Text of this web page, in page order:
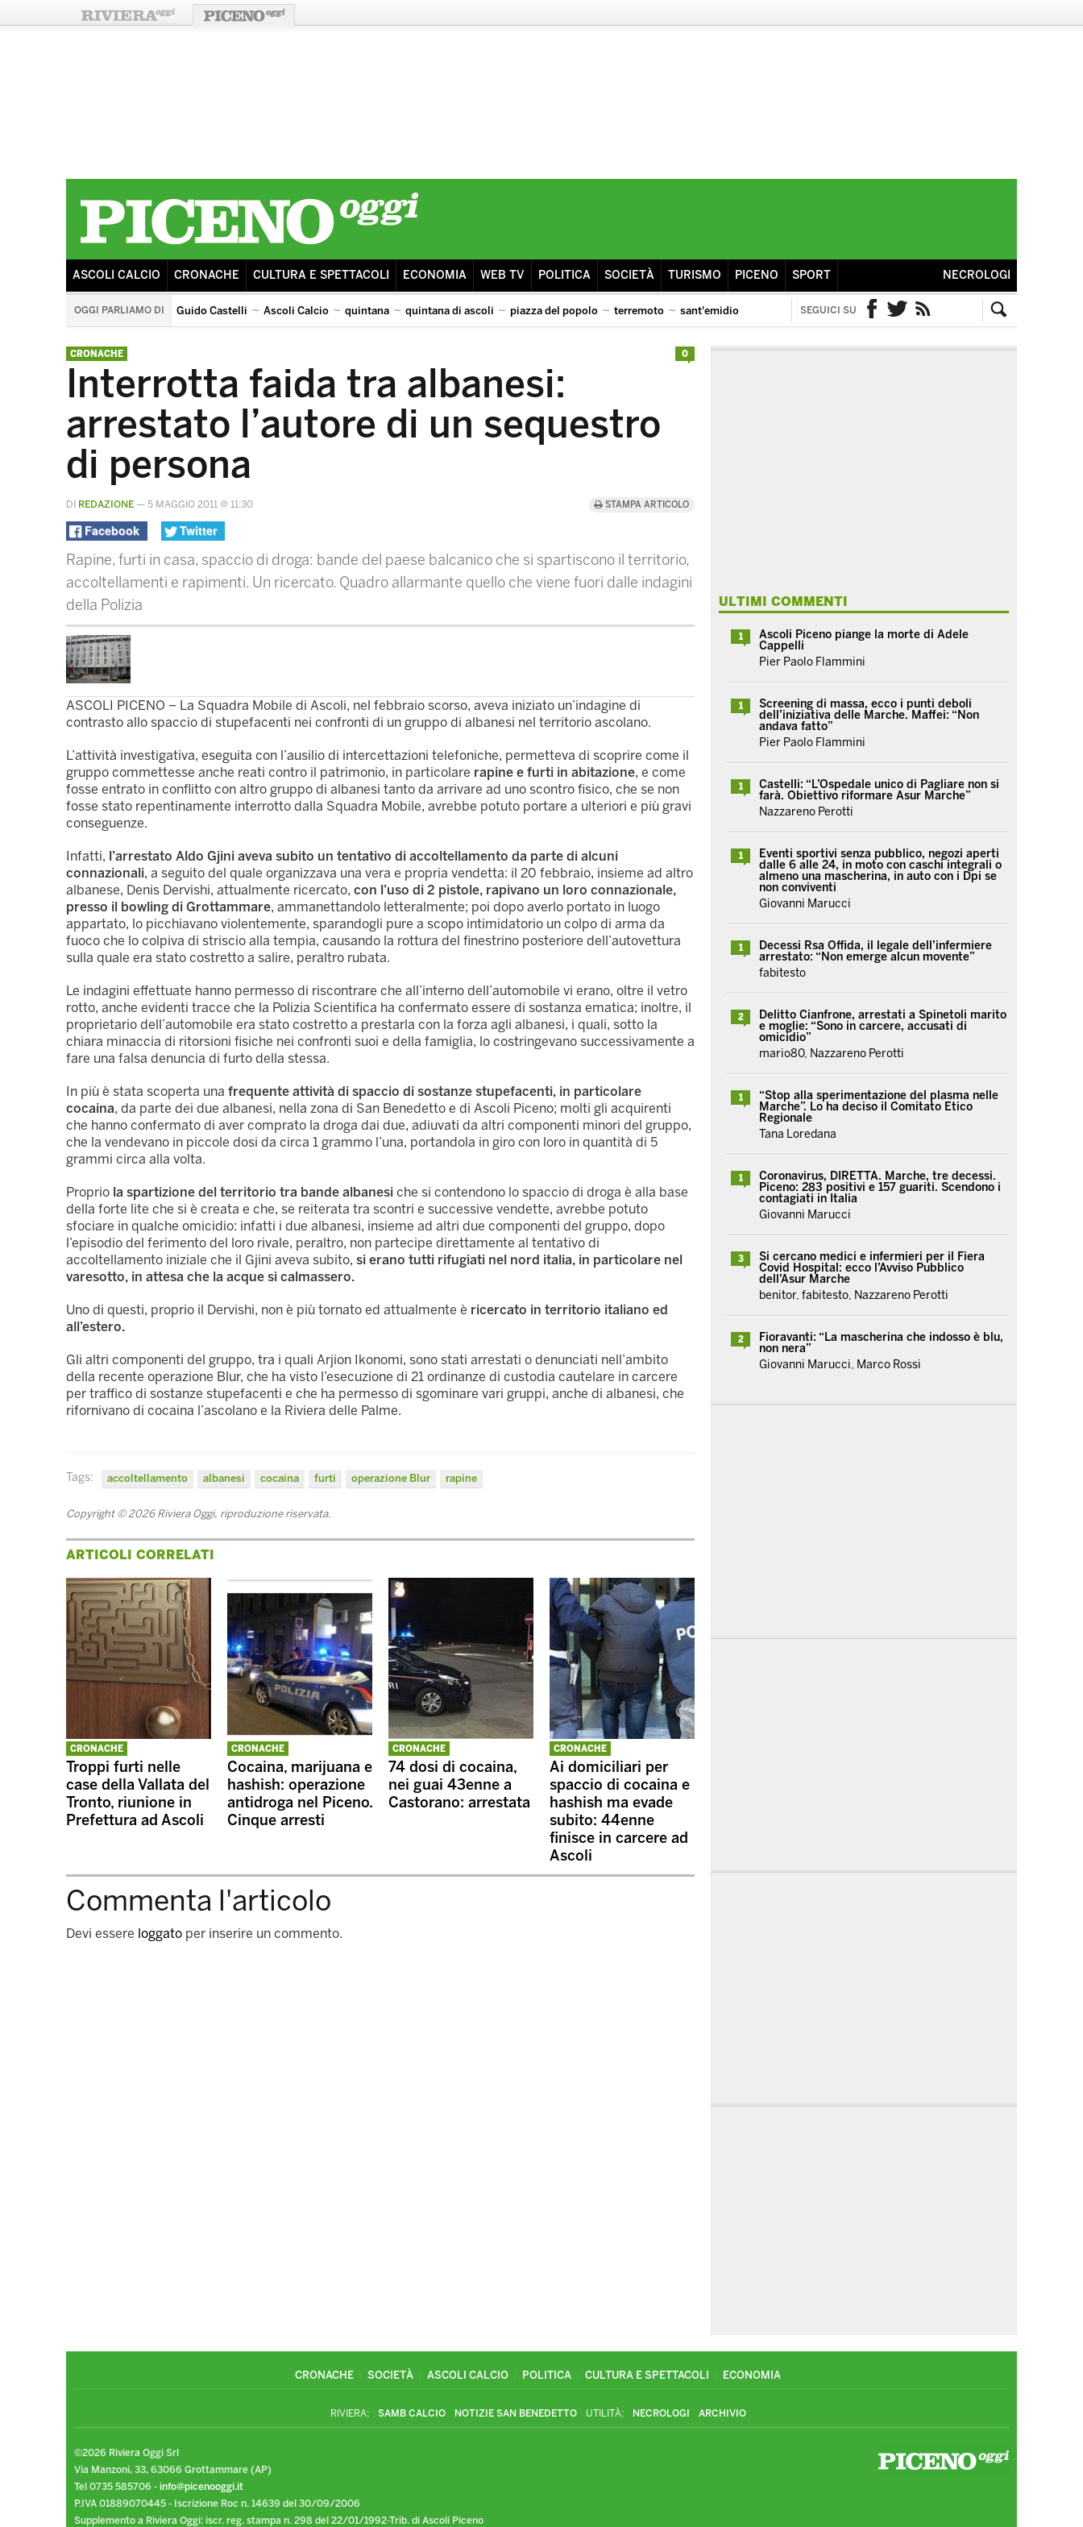
ASCOLI CALCIO CRONACHE CULTURA E SPETTACOLI ECONOMIA WEB TV POLITICA SOCIETÀ TURISMO PICENO SPORT NECROLOGI
OGGI PARLIAMO DI Guido Castelli Ascoli Calcio quintana quintana di ascoli piazza del popolo terremoto sant'emidio
castorano
SEGUICI SU
CRONACHE
Interrotta faida tra albanesi:
arrestato l’autore di un sequestro
di persona
DI REDAZIONE — 5 MAGGIO 2011 @ 11:30 STAMPA ARTICOLO
Facebook Twitter
Rapine, furti in casa, spaccio di droga: bande del paese balcanico che si spartiscono il territorio,
accoltellamenti e rapimenti. Un ricercato. Quadro allarmante quello che viene fuori dalle indagini
della Polizia
ASCOLI PICENO – La Squadra Mobile di Ascoli, nel febbraio scorso, aveva iniziato un’indagine di
contrasto allo spaccio di stupefacenti nei confronti di un gruppo di albanesi nel territorio ascolano.
L’attività investigativa, eseguita con l’ausilio di intercettazioni telefoniche, permetteva di scoprire come il
gruppo commettesse anche reati contro il patrimonio, in particolare rapine e furti in abitazione, e come
fosse entrato in conflitto con altro gruppo di albanesi tanto da arrivare ad uno scontro fisico, che se non
fosse stato repentinamente interrotto dalla Squadra Mobile, avrebbe potuto portare a ulteriori e più gravi
conseguenze.
Infatti, l’arrestato Aldo Gjini aveva subito un tentativo di accoltellamento da parte di alcuni
connazionali, a seguito del quale organizzava una vera e propria vendetta: il 20 febbraio, insieme ad altro
albanese, Denis Dervishi, attualmente ricercato, con l’uso di 2 pistole, rapivano un loro connazionale,
presso il bowling di Grottammare, ammanettandolo letteralmente; poi dopo averlo portato in luogo
appartato, lo picchiavano violentemente, sparandogli pure a scopo intimidatorio un colpo di arma da
fuoco che lo colpiva di striscio alla tempia, causando la rottura del finestrino posteriore dell’autovettura
sulla quale era stato costretto a salire, peraltro rubata.
Le indagini effettuate hanno permesso di riscontrare che all’interno dell’automobile vi erano, oltre il vetro
rotto, anche evidenti tracce che la Polizia Scientifica ha confermato essere di sostanza ematica; inoltre, il
proprietario dell’automobile era stato costretto a prestarla con la forza agli albanesi, i quali, sotto la
chiara minaccia di ritorsioni fisiche nei confronti suoi e della famiglia, lo costringevano successivamente a
fare una falsa denuncia di furto della stessa.
In più è stata scoperta una frequente attività di spaccio di sostanze stupefacenti, in particolare
cocaina, da parte dei due albanesi, nella zona di San Benedetto e di Ascoli Piceno; molti gli acquirenti
che hanno confermato di aver comprato la droga dai due, adiuvati da altri componenti minori del gruppo,
che la vendevano in piccole dosi da circa 1 grammo l’una, portandola in giro con loro in quantità di 5
grammi circa alla volta.
Proprio la spartizione del territorio tra bande albanesi che si contendono lo spaccio di droga è alla base
della forte lite che si è creata e che, se reiterata tra scontri e successive vendette, avrebbe potuto
sfociare in qualche omicidio: infatti i due albanesi, insieme ad altri due componenti del gruppo, dopo
l’episodio del ferimento del loro rivale, peraltro, non partecipe direttamente al tentativo di
accoltellamento iniziale che il Gjini aveva subito, si erano tutti rifugiati nel nord italia, in particolare nel
varesotto, in attesa che la acque si calmassero.
Uno di questi, proprio il Dervishi, non è più tornato ed attualmente è ricercato in territorio italiano ed
all’estero.
Gli altri componenti del gruppo, tra i quali Arjion Ikonomi, sono stati arrestati o denunciati nell’ambito
della recente operazione Blur, che ha visto l’esecuzione di 21 ordinanze di custodia cautelare in carcere
per traffico di sostanze stupefacenti e che ha permesso di sgominare vari gruppi, anche di albanesi, che
rifornivano di cocaina l’ascolano e la Riviera delle Palme.
Tags: accoltellamento albanesi cocaina furti operazione Blur rapine
Copyright © 2026 Riviera Oggi, riproduzione riservata.
0
ARTICOLI CORRELATI
CRONACHE
Troppi furti nelle
case della Vallata del
Tronto, riunione in
Prefettura ad Ascoli
CRONACHE
Cocaina, marijuana e
hashish: operazione
antidroga nel Piceno.
Cinque arresti
CRONACHE
74 dosi di cocaina,
nei guai 43enne a
Castorano: arrestata
CRONACHE
Ai domiciliari per
spaccio di cocaina e
hashish ma evade
subito: 44enne
finisce in carcere ad
Ascoli
Commenta l'articolo
Devi essere loggato per inserire un commento.
ULTIMI COMMENTI
1
Ascoli Piceno piange la morte di Adele
Cappelli
Pier Paolo Flammini
1
Screening di massa, ecco i punti deboli
dell’iniziativa delle Marche. Maffei: “Non
andava fatto”
Pier Paolo Flammini
1
Castelli: “L’Ospedale unico di Pagliare non si
farà. Obiettivo riformare Asur Marche”
Nazzareno Perotti
1
Eventi sportivi senza pubblico, negozi aperti
dalle 6 alle 24, in moto con caschi integrali o
almeno una mascherina, in auto con i Dpi se
non conviventi
Giovanni Marucci
1
Decessi Rsa Offida, il legale dell’infermiere
arrestato: “Non emerge alcun movente”
fabitesto
2
Delitto Cianfrone, arrestati a Spinetoli marito
e moglie: “Sono in carcere, accusati di
omicidio”
mario80, Nazzareno Perotti
1
“Stop alla sperimentazione del plasma nelle
Marche”. Lo ha deciso il Comitato Etico
Regionale
Tana Loredana
1
Coronavirus, DIRETTA. Marche, tre decessi.
Piceno: 283 positivi e 157 guariti. Scendono i
contagiati in Italia
Giovanni Marucci
3
Si cercano medici e infermieri per il Fiera
Covid Hospital: ecco l’Avviso Pubblico
dell’Asur Marche
benitor, fabitesto, Nazzareno Perotti
2
Fioravanti: “La mascherina che indosso è blu,
non nera”
Giovanni Marucci, Marco Rossi
CRONACHE SOCIETÀ ASCOLI CALCIO POLITICA CULTURA E SPETTACOLI ECONOMIA
RIVIERA: SAMB CALCIO NOTIZIE SAN BENEDETTO UTILITÀ: NECROLOGI ARCHIVIO
©2026 Riviera Oggi Srl
Via Manzoni, 33, 63066 Grottammare (AP)
Tel 0735 585706 - info@picenooggi.it
P.IVA 01889070445 - Iscrizione Roc n. 14639 del 30/09/2006
Supplemento a Riviera Oggi: iscr. reg. stampa n. 298 del 22/01/1992-Trib. di Ascoli Piceno